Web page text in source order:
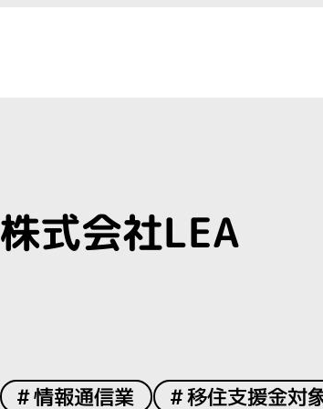
株式会社LEA
情報通信業 移住支援金対